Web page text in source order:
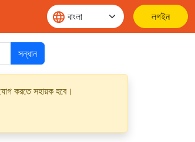
লগইন
সন্ধান
করতে সহায়ক হবে।